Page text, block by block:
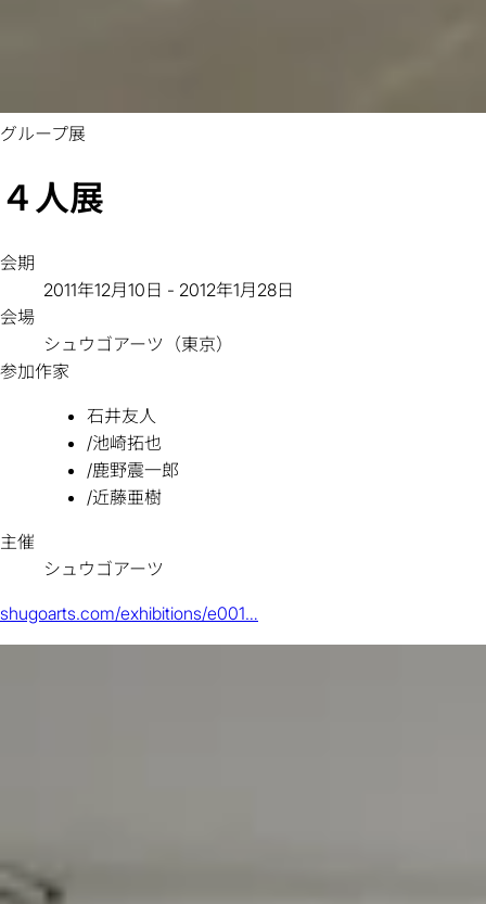
グループ展
４人展
会期
2011年12月10日 - 2012年1月28日
会場
シュウゴアーツ（東京）
参加作家
石井友人
/池崎拓也
/鹿野震一郎
/近藤亜樹
主催
シュウゴアーツ
shugoarts.com/exhibitions/e001…